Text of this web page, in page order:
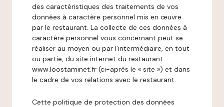
des caractéristiques des traitements de vos
données à caractère personnel mis en œuvre
par le restaurant. La collecte de ces données à
caractère personnel vous concernant peut se
réaliser au moyen ou par l’intermédiaire, en tout
ou partie, du site internet du restaurant
www.loostaminet.fr (ci-après le « site ») et dans
le cadre de vos relations avec le restaurant.
Cette politique de protection des données